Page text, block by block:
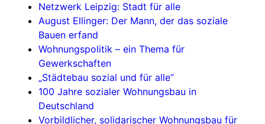
Netzwerk Leipzig: Stadt für alle
August Ellinger: Der Mann, der das soziale
Bauen erfand
Wohnungspolitik – ein Thema für
Gewerkschaften
„Städtebau sozial und für alle“
100 Jahre sozialer Wohnungsbau in
Deutschland
Vorbildlicher, solidarischer Wohnungsbau für